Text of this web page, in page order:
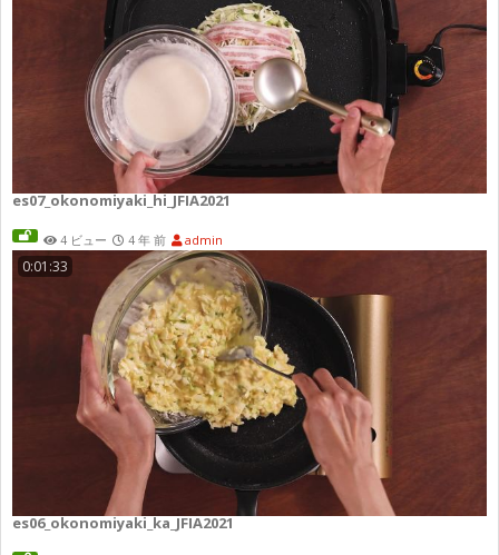
es07_okonomiyaki_hi_JFIA2021
4 ビュー 4 年 前 admin
0:01:33
es06_okonomiyaki_ka_JFIA2021